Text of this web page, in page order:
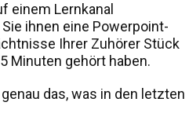
einem Lernkanal
ihnen eine Powerpoint-
Ihrer Zuhörer Stück
Minuten gehört haben.
das, was in den letzten